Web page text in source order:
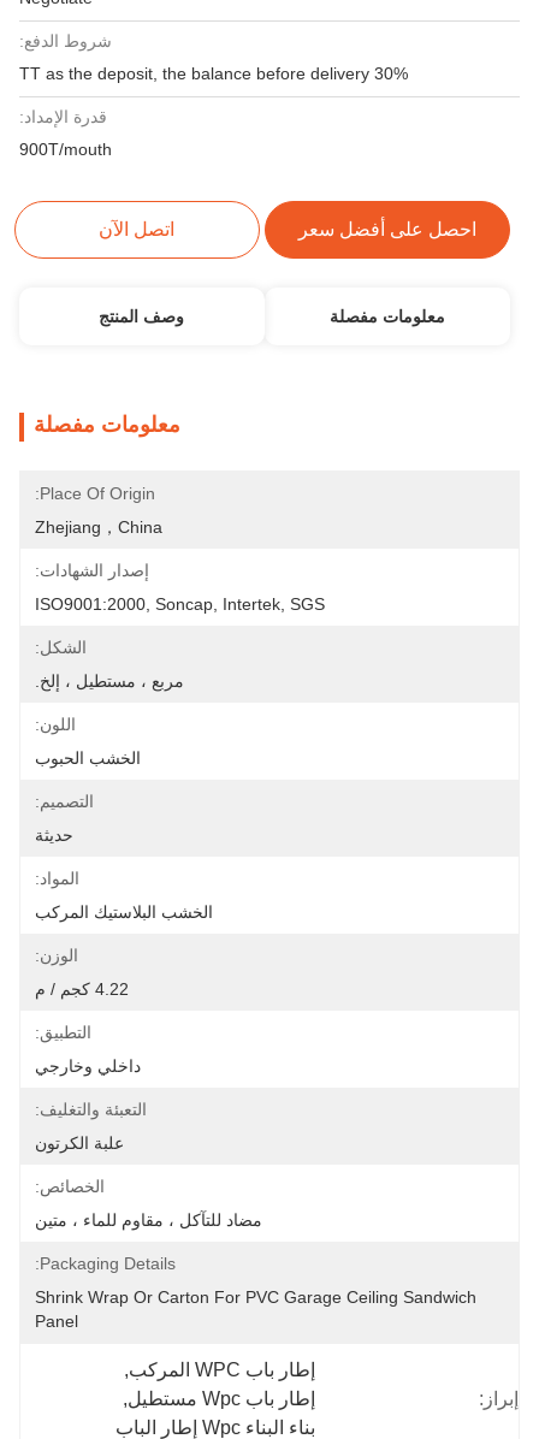
شروط الدفع:
30% TT as the deposit, the balance before delivery
قدرة الإمداد:
900T/mouth
احصل على أفضل سعر اتصل الآن
معلومات مفصلة وصف المنتج
معلومات مفصلة
Place Of Origin:
Zhejiang，China
إصدار الشهادات:
ISO9001:2000, Soncap, Intertek, SGS
الشكل:
مربع ، مستطيل ، إلخ.
اللون:
الخشب الحبوب
التصميم:
حديثة
المواد:
الخشب البلاستيك المركب
الوزن:
4.22 كجم / م
التطبيق:
داخلي وخارجي
التعبئة والتغليف:
علبة الكرتون
الخصائص:
مضاد للتآكل ، مقاوم للماء ، متين
Packaging Details:
Shrink Wrap Or Carton For PVC Garage Ceiling Sandwich
Panel
إبراز:
إطار باب WPC المركب
,
إطار باب Wpc مستطيل
,
بناء البناء Wpc إطار الباب